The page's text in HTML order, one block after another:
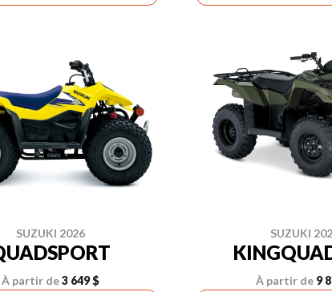
SUZUKI 2026
À partir de3 649 $
SUZUKI
À partir de 9